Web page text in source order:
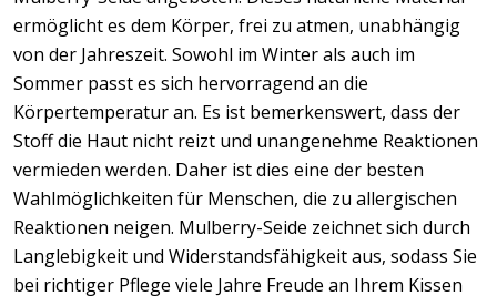
ermöglicht es dem Körper, frei zu atmen, unabhängig
von der Jahreszeit. Sowohl im Winter als auch im
Sommer passt es sich hervorragend an die
Körpertemperatur an. Es ist bemerkenswert, dass der
Stoff die Haut nicht reizt und unangenehme Reaktionen
vermieden werden. Daher ist dies eine der besten
Wahlmöglichkeiten für Menschen, die zu allergischen
Reaktionen neigen. Mulberry-Seide zeichnet sich durch
Langlebigkeit und Widerstandsfähigkeit aus, sodass Sie
bei richtiger Pflege viele Jahre Freude an Ihrem Kissen